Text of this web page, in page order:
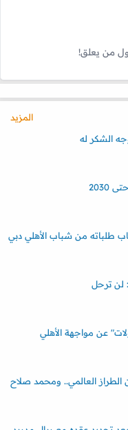
من يعلق!
المزيد
الشكر له
من شباب الأهلي دبي
لن ترحل
عن مواجهة الأهلي
العالمي.. ومحمد صلاح